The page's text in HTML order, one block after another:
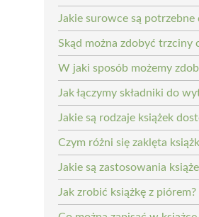
Jakie surowce są
Skąd można zdobyć trzciny
W jaki sposób możemy
Jak łączymy składniki do
Jakie są rodzaje książek
Czym różni się zaklęta
Jakie są zastosowania
Jak zrobić książkę z piórem?